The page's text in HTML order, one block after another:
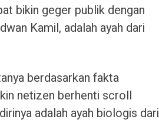
bikin geger publik dengan
Kamil, adalah ayah dari
berdasarkan fakta
netizen berhenti scroll
adalah ayah biologis dari